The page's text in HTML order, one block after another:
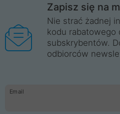
Zapisz się na
Nie strać żadnej
kodu rabatowego
subskrybentów.
odbiorców
Email